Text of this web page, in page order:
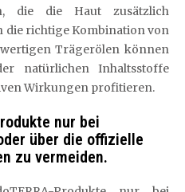
die die Haut zusätzlich
richtige Kombination von
Trägerölen können
natürlichen Inhaltsstoffe
Wirkungen profitieren.
nur bei
über die offizielle
zu vermeiden.